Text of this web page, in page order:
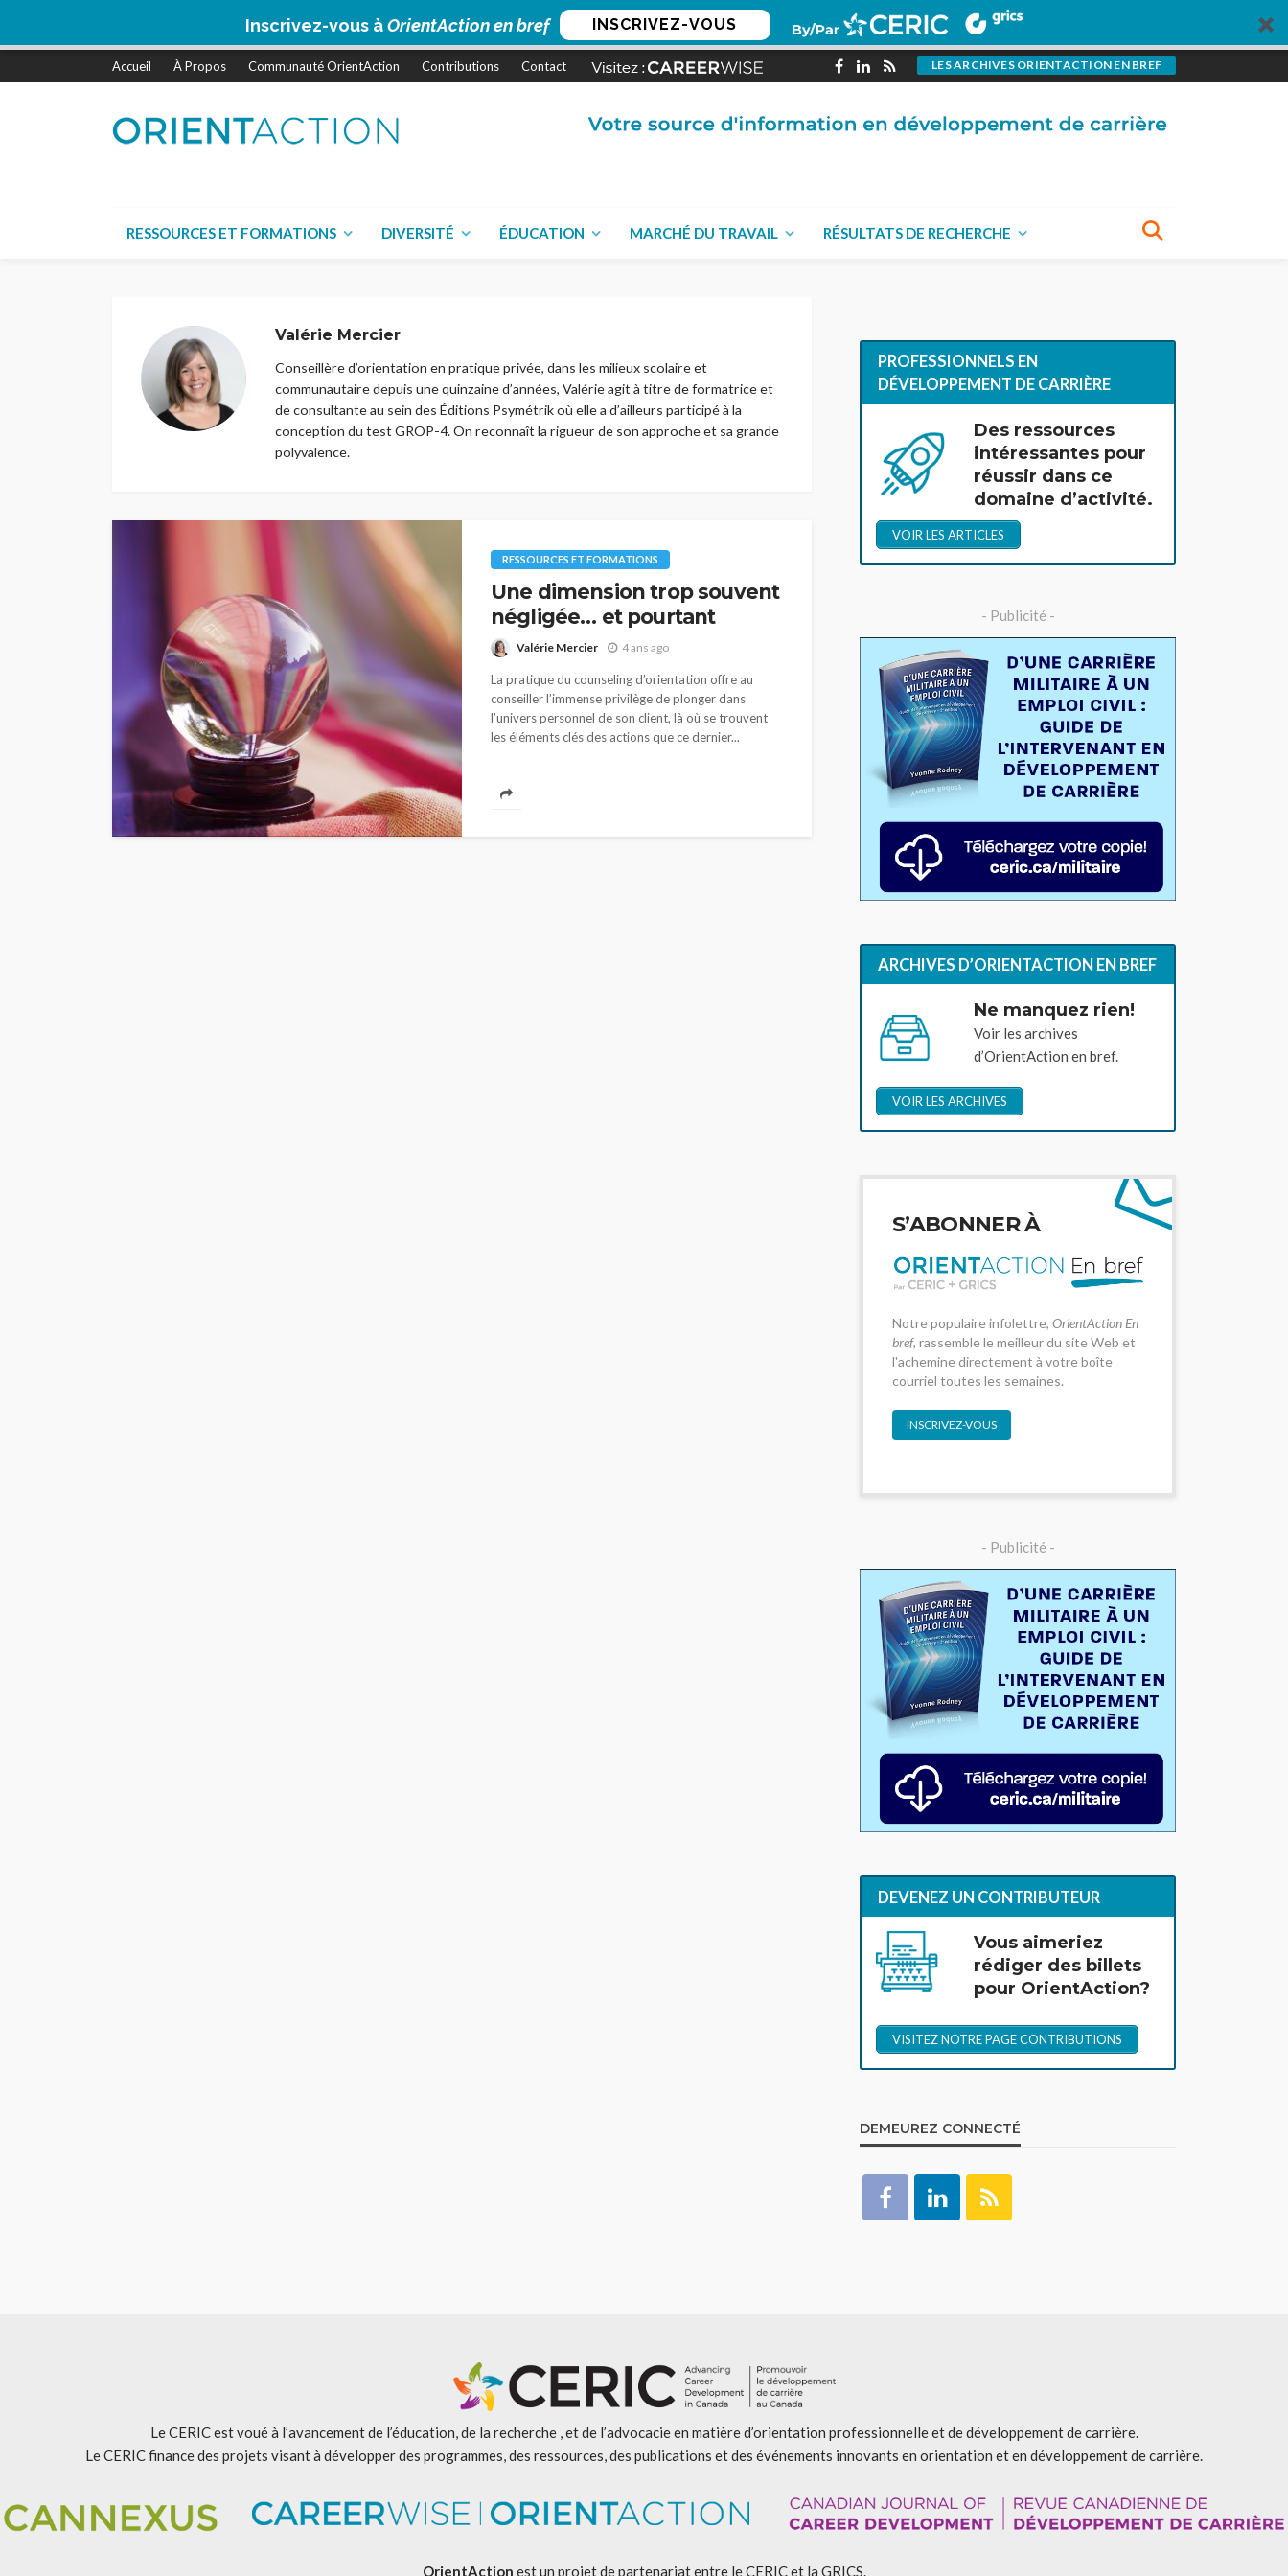
Inscrivez-vous àOrientAction en bref INSCRIVEZ-VOUS
Accueil À Propos Communauté OrientAction Contributions Contact LES ARCHIVES ORIENTACTION EN BREF
RESSOURCES ET FORMATIONS DIVERSITÉ ÉDUCATION MARCHÉ DU TRAVAIL RÉSULTATS DE RECHERCHE
Valérie Mercier
Conseillère d’orientation en pratique privée, dans les milieux scolaire et
communautaire depuis une quinzaine d’années, Valérie agit à titre de formatrice et
de consultante au sein des Éditions Psymétrik où elle a d’ailleurs participé à la
conception du test GROP-4. On reconnaît la rigueur de son approche et sa grande
polyvalence.
RESSOURCES ET FORMATIONS
Une dimension trop souvent
négligée… et pourtant
Valérie Mercier 4 ans ago
La pratique du counseling d’orientation offre au
conseiller l’immense privilège de plonger dans
l’univers personnel de son client, là où se trouvent
les éléments clés des actions que ce dernier...
PROFESSIONNELS EN
DÉVELOPPEMENT DE CARRIÈRE
Des ressources
intéressantes pour
réussir dans ce
domaine d’activité.
VOIR LES ARTICLES
- Publicité -
ARCHIVES D’ORIENTACTION EN BREF
Ne manquez rien!
Voir les archives
d’OrientAction en bref.
VOIR LES ARCHIVES
S’ABONNER À
Notre populaire infolettre, OrientAction En
bref, rassemble le meilleur du site Web et
l'achemine directement à votre boîte
courriel toutes les semaines.
INSCRIVEZ-VOUS
- Publicité -
DEVENEZ UN CONTRIBUTEUR
Vous aimeriez
rédiger des billets
pour OrientAction?
VISITEZ NOTRE PAGE CONTRIBUTIONS
DEMEUREZ CONNECTÉ
Le CERIC est voué à l’avancement de l’éducation, de la recherche , et de l’advocacie en matière d’orientation professionnelle et de développement de carrière.
Le CERIC finance des projets visant à développer des programmes, des ressources, des publications et des événements innovants en orientation et en développement de carrière.
OrientAction est un projet de partenariat entre le CERIC et la GRICS.